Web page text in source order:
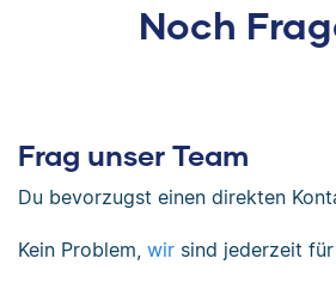
Noch
Frag unser Team
Du bevorzugst einen direkten
Kein Problem, wir sind jederzeit